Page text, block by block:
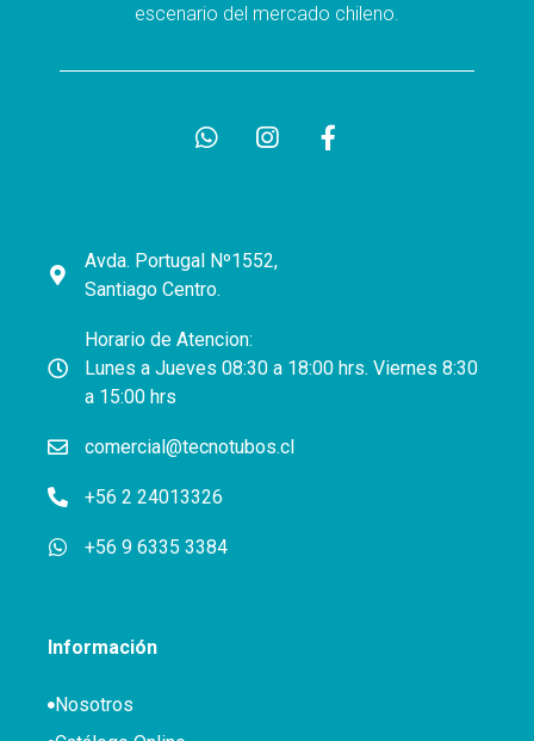
escenario del mercado chileno.
Avda. Portugal Nº1552,
Santiago Centro.
Horario de Atencion:
Lunes a Jueves 08:30 a 18:00 hrs. Viernes 8:30
a 15:00 hrs
comercial@tecnotubos.cl
+56 2 24013326
+56 9 6335 3384
Información
Nosotros